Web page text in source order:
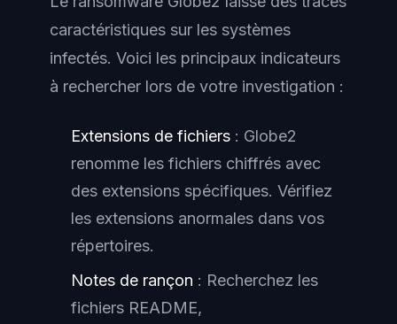
caractéristiques sur les systèmes
infectés. Voici les principaux indicateurs
à rechercher lors de votre investigation :
Extensions de fichiers : Globe2
renomme les fichiers chiffrés avec
des extensions spécifiques. Vérifiez
les extensions anormales dans vos
répertoires.
Notes de rançon : Recherchez les
fichiers README,